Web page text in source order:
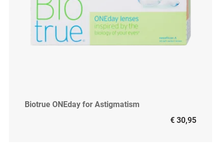
Biotrue ONEday for Astigmatism
€ 30,95